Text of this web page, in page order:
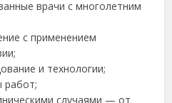
врачи с многолетним
с применением
и технологии;
работ;
случаями — от